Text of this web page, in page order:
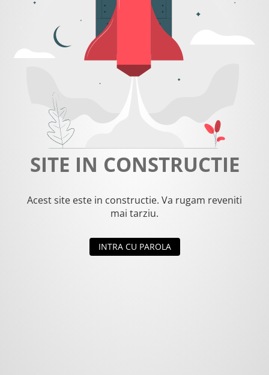
SITE IN CONSTRUCTIE
Acest site este in constructie. Va rugam reveniti
mai tarziu.
INTRA CU PAROLA